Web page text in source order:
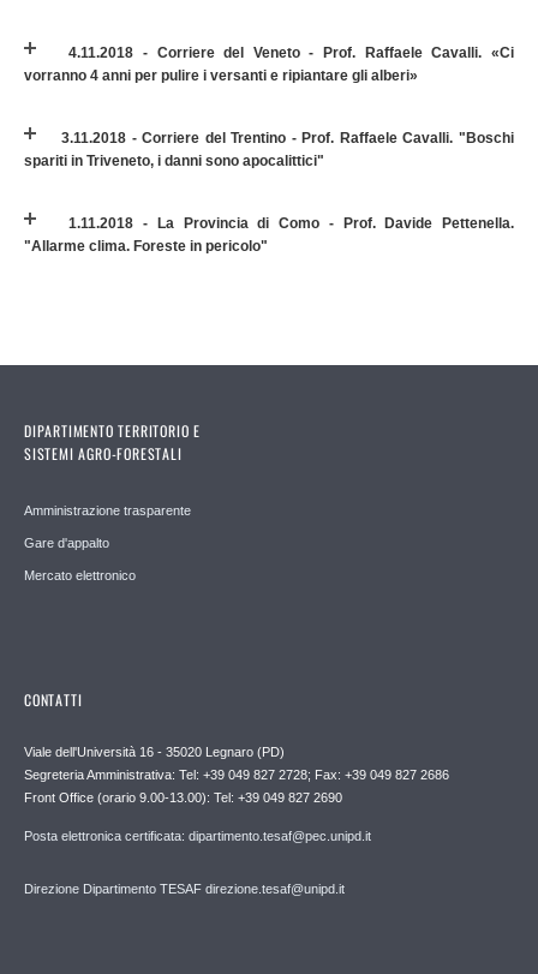
4.11.2018 - Corriere del Veneto - Prof. Raffaele Cavalli. «Ci
vorranno 4 anni per pulire i versanti e ripiantare gli alberi»
3.11.2018 - Corriere del Trentino - Prof. Raffaele Cavalli. "Boschi
spariti in Triveneto, i danni sono apocalittici"
1.11.2018 - La Provincia di Como - Prof. Davide Pettenella.
"Allarme clima. Foreste in pericolo"
DIPARTIMENTO TERRITORIO E
SISTEMI AGRO-FORESTALI
Amministrazione trasparente
Gare d'appalto
Mercato elettronico
CONTATTI
Viale dell'Università 16 - 35020 Legnaro (PD)
Segreteria Amministrativa: Tel: +39 049 827 2728; Fax: +39 049 827 2686
Front Office (orario 9.00-13.00): Tel: +39 049 827 2690
Posta elettronica certificata: dipartimento.tesaf@pec.unipd.it
Direzione Dipartimento TESAF direzione.tesaf@unipd.it